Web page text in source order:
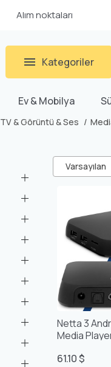
Alım noktaları
Kategoriler
Ev & Mobilya
TV & Görüntü & Ses
Varsayılan
Netta 3
Media Player
Kumanda
Özellikli Tv
61.10 $